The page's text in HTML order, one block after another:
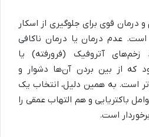
قوی برای جلوگیری از اسکار
عدم درمان یا درمان ناکافی
زخم‌های آتروفیک (فرورفته) یا
که از بین بردن آن‌ها دشوار و
است. به همین دلیل، انتخاب یک
باکتریایی و هم التهاب عمقی را
است.